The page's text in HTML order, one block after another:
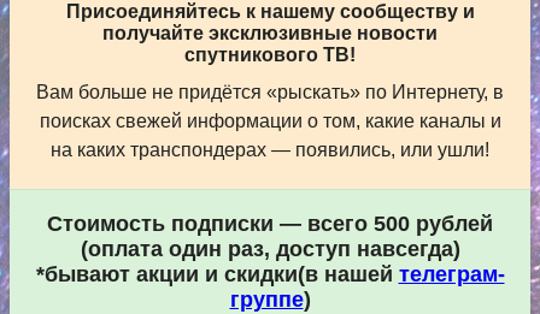
Присоединяйтесь к нашему сообществу и
получайте эксклюзивные новости
спутникового ТВ!
Вам больше не придётся «рыскать» по Интернету, в
поисках свежей информации о том, какие каналы и
на каких транспондерах — появились, или ушли!
Стоимость подписки — всего 500 рублей
(оплата один раз, доступ навсегда)
*бывают акции и скидки(в нашей телеграм-
группе)